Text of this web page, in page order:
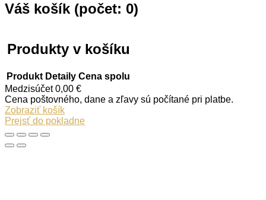
Váš košík (počet: 0)
Produkty v košíku
Produkt Detaily Cena spolu
Medzisúčet0,00 €
Cena poštovného, dane a zľavy sú počítané pri platbe.
Zobraziť košík
Prejsť do pokladne